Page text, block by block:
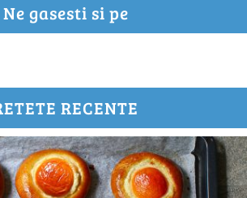
Ne gasesti si pe
RECENTE